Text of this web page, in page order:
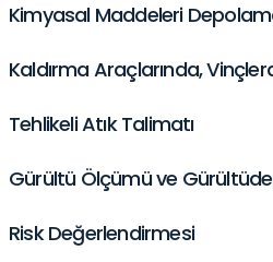
Kimyasal Maddeleri
Kaldırma Araçlarında,
Tehlikeli Atık Talimatı
Gürültü Ölçümü ve
Risk Değerlendirmesi